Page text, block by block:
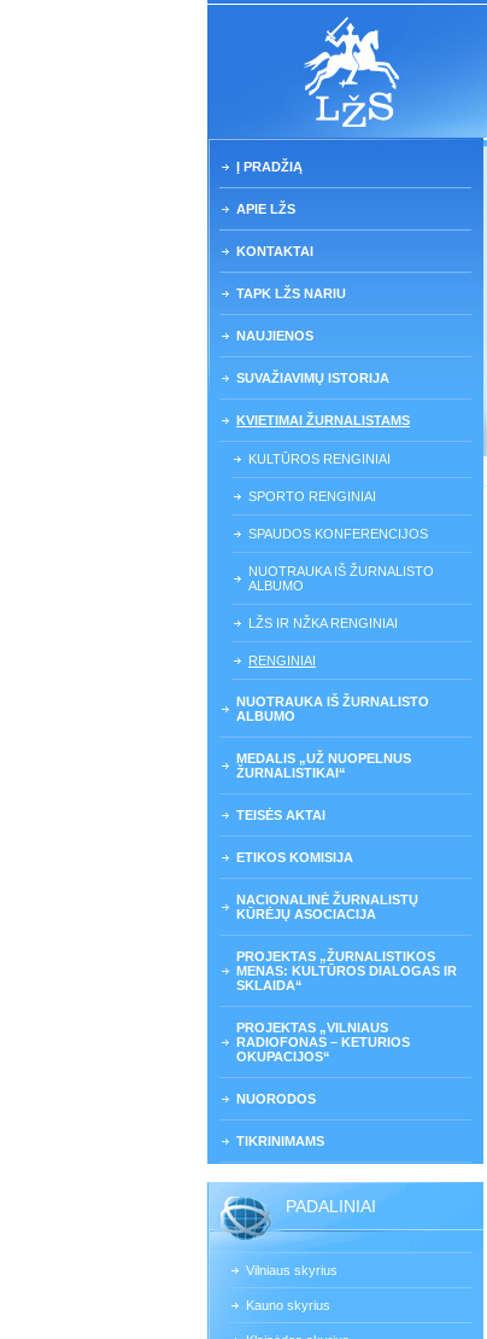
Į PRADŽIĄ
APIE LŽS
KONTAKTAI
TAPK LŽS NARIU
NAUJIENOS
SUVAŽIAVIMŲ ISTORIJA
KVIETIMAI ŽURNALISTAMS
KULTŪROS RENGINIAI
SPORTO RENGINIAI
SPAUDOS KONFERENCIJOS
NUOTRAUKA IŠ ŽURNALISTO
ALBUMO
LŽS IR NŽKA RENGINIAI
RENGINIAI
NUOTRAUKA IŠ ŽURNALISTO
ALBUMO
MEDALIS „UŽ NUOPELNUS
ŽURNALISTIKAI“
TEISĖS AKTAI
ETIKOS KOMISIJA
NACIONALINĖ ŽURNALISTŲ
KŪRĖJŲ ASOCIACIJA
PROJEKTAS „ŽURNALISTIKOS
MENAS: KULTŪROS DIALOGAS IR
SKLAIDA“
PROJEKTAS „VILNIAUS
RADIOFONAS – KETURIOS
OKUPACIJOS“
NUORODOS
TIKRINIMAMS
PADALINIAI
Vilniaus skyrius
Kauno skyrius